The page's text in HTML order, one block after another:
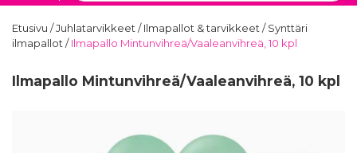
Etusivu /Juhlatarvikkeet/Ilmapallot & tarvikkeet/Synttäri
ilmapallot/Ilmapallo Mintunvihreä/Vaaleanvihreä, 10 kpl
Ilmapallo Mintunvihreä/Vaaleanvihreä, 10 kpl